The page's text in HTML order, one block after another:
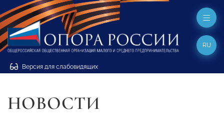
Версия для слабовидящих
RU
НОВОСТИ